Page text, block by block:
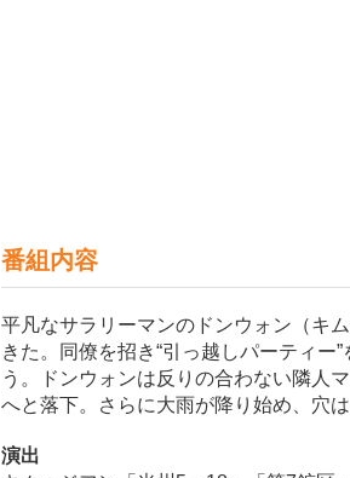
番組内容
平凡なサラリーマンのドンウォン（キ
きた。同僚を招き“引っ越しパーティ
う。ドンウォンは反りの合わない隣人
へと落下。さらに大雨が降り始め、穴
演出